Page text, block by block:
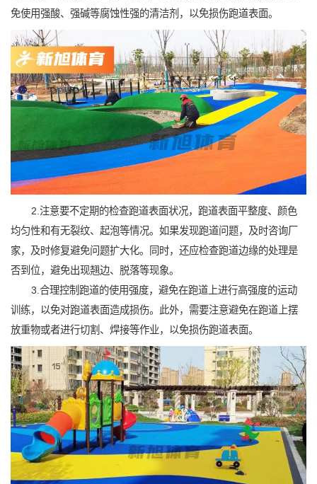
免使用强酸、强碱等腐蚀性强的清洁剂，以免损伤跑道表面。
2.注意要不定期的检查跑道表面状况，跑道表面平整度、颜色
均匀性和有无裂纹、起泡等情况。如果发现跑道问题，及时咨询厂
家，及时修复避免问题扩大化。同时，还应检查跑道边缘的处理是
否到位，避免出现翘边、脱落等现象。
3.合理控制跑道的使用强度，避免在跑道上进行高强度的运动
训练，以免对跑道表面造成损伤。此外，需要注意避免在跑道上摆
放重物或者进行切割、焊接等作业，以免损伤跑道表面。